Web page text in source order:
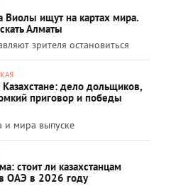
Виолы ищут на картах мира.
Алматы
зрителя остановиться
дело дольщиков,
приговор и победы
и мира выпуске
стоит ли казахстанцам
ОАЭ в 2026 году